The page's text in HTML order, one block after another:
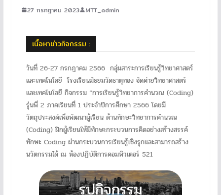
27 กรกฎาคม 2023 MTT_admin
เนื้อหาข่าวกิจกรรม :
วันที่ 26-27 กรกฎาคม 2566 กลุ่มสาระการเรียนรู้วิทยาศาสตร์
และเทคโนโลยี โรงเรียนมัธยมวัดธาตุทอง จัดค่ายวิทยาศาสตร์
และเทคโนโลยี กิจกรรม “การเรียนรู้วิทยาการคำนวณ (Coding)
รุ่นพี่ 2 ภาคเรียนที่ 1 ประจำปีการศึกษา 2566 โดยมี
วัตถุประสงค์เพื่อพัฒนาผู้เรียน ด้านทักษะวิทยาการคำนวณ
(Coding) ฝึกผู้เรียนให้มีทักษะกระบวนการคิดอย่างสร้างสรรค์
ทักษะ Coding ผ่านกระบวนการเรียนรู้เชิงรุกและสามารถสร้าง
นวัตกรรมได้ ณ ห้องปฏิบัติการคอมพิวเตอร์ 521